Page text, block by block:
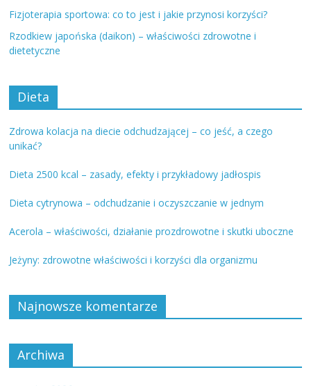
Fizjoterapia sportowa: co to jest i jakie przynosi korzyści?
Rzodkiew japońska (daikon) – właściwości zdrowotne i
dietetyczne
Dieta
Zdrowa kolacja na diecie odchudzającej – co jeść, a czego
unikać?
Dieta 2500 kcal – zasady, efekty i przykładowy jadłospis
Dieta cytrynowa – odchudzanie i oczyszczanie w jednym
Acerola – właściwości, działanie prozdrowotne i skutki uboczne
Jeżyny: zdrowotne właściwości i korzyści dla organizmu
Najnowsze komentarze
Archiwa